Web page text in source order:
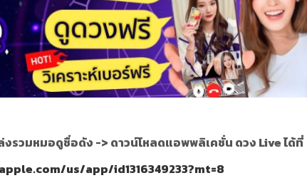
งรวมหมอดูชื่อดัง -> ดาวน์โหลดแอพพลิเคชั่น ดวง Live ได้ที่
us/app/id1316349233?mt=8